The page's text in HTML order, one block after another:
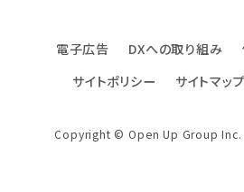
ファクトブック
エンジニアインタビュー
電子広告 DXへの取り組み
サイトポリシー
サイトマップ
Copyright © Open Up Group Inc.